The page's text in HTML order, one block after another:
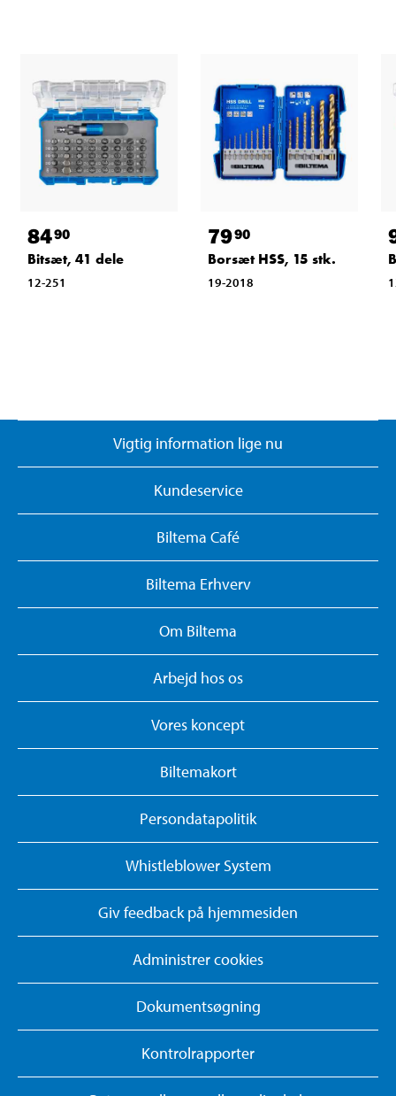
8490
Bitsæt, 41 dele
12-251
7990
Borsæt HSS, 15 stk.
19-2018
Vigtig information lige nu
Kundeservice
Biltema Café
Biltema Erhverv
Om Biltema
Arbejd hos os
Vores koncept
Biltemakort
Persondatapolitik
Whistleblower System
Giv feedback på hjemmesiden
Administrer cookies
Dokumentsøgning
Kontrolrapporter